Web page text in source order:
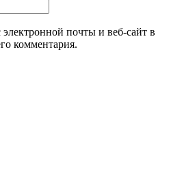
почты и веб-сайт в
комментария.